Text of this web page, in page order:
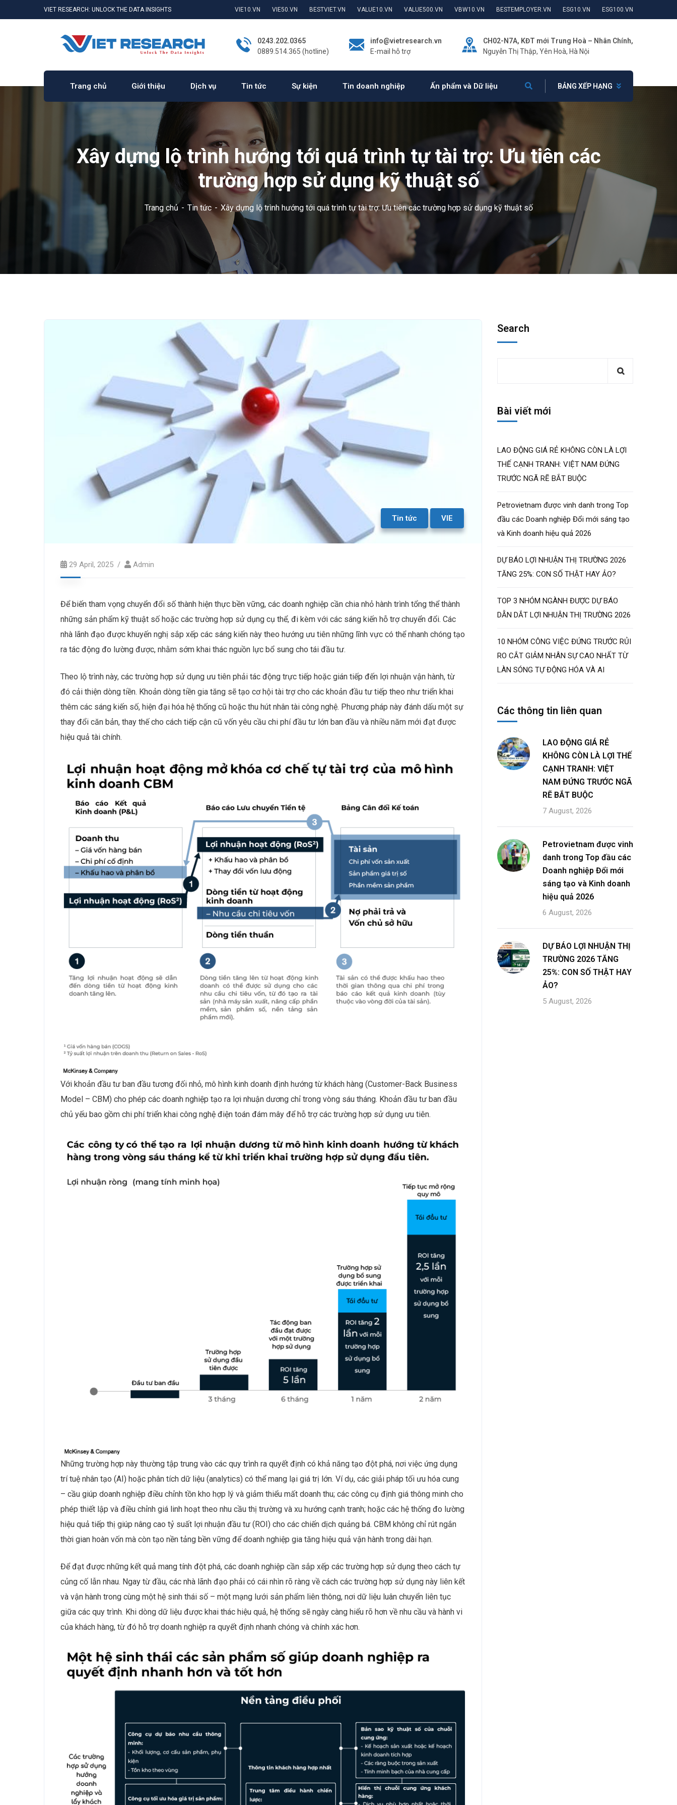
VIET RESEARCH: UNLOCK THE DATA INSIGHTS VIE10.VN VIE50.VN BESTVIET.VN VALUE10.VN VALUE500.VN VBW10.VN BESTEMPLOYER.VN ESG10.VN ESG100.VN
0243.202.0365
0889.514.365 (hotline)
info@vietresearch.vn
E-mail hỗ trợ
CH02-N7A, KĐT mới Trung Hoà – Nhân Chính,
Nguyễn Thị Thập, Yên Hoà, Hà Nội
Trang chủ Giới thiệu Dịch vụ Tin tức Sự kiện Tin doanh nghiệp Ấn phẩm và Dữ liệu BẢNG XẾP HẠNG
Xây dựng lộ trình hướng tới quá trình tự tài trợ: Ưu tiên các
trường hợp sử dụng kỹ thuật số
Trang chủ Tin tức Xây dựng lộ trình hướng tới quá trình tự tài trợ: Ưu tiên các trường hợp sử dụng kỹ thuật số
Tin tức VIE
29 April, 2025 Admin
Để biến tham vọng chuyển đổi số thành hiện thực bền vững, các doanh nghiệp cần chia nhỏ hành trình tổng thể thành
những sản phẩm kỹ thuật số hoặc các trường hợp sử dụng cụ thể, đi kèm với các sáng kiến hỗ trợ chuyển đổi. Các
nhà lãnh đạo được khuyến nghị sắp xếp các sáng kiến này theo hướng ưu tiên những lĩnh vực có thể nhanh chóng tạo
ra tác động đo lường được, nhằm sớm khai thác nguồn lực bổ sung cho tái đầu tư.
Theo lộ trình này, các trường hợp sử dụng ưu tiên phải tác động trực tiếp hoặc gián tiếp đến lợi nhuận vận hành, từ
đó cải thiện dòng tiền. Khoản dòng tiền gia tăng sẽ tạo cơ hội tài trợ cho các khoản đầu tư tiếp theo như triển khai
thêm các sáng kiến số, hiện đại hóa hệ thống cũ hoặc thu hút nhân tài công nghệ. Phương pháp này đánh dấu một sự
thay đổi căn bản, thay thế cho cách tiếp cận cũ vốn yêu cầu chi phí đầu tư lớn ban đầu và nhiều năm mới đạt được
hiệu quả tài chính.
Với khoản đầu tư ban đầu tương đối nhỏ, mô hình kinh doanh định hướng từ khách hàng (Customer-Back Business
Model – CBM) cho phép các doanh nghiệp tạo ra lợi nhuận dương chỉ trong vòng sáu tháng. Khoản đầu tư ban đầu
chủ yếu bao gồm chi phí triển khai công nghệ điện toán đám mây để hỗ trợ các trường hợp sử dụng ưu tiên.
Những trường hợp này thường tập trung vào các quy trình ra quyết định có khả năng tạo đột phá, nơi việc ứng dụng
trí tuệ nhân tạo (AI) hoặc phân tích dữ liệu (analytics) có thể mang lại giá trị lớn. Ví dụ, các giải pháp tối ưu hóa cung
– cầu giúp doanh nghiệp điều chỉnh tồn kho hợp lý và giảm thiểu mất doanh thu; các công cụ định giá thông minh cho
phép thiết lập và điều chỉnh giá linh hoạt theo nhu cầu thị trường và xu hướng cạnh tranh; hoặc các hệ thống đo lường
hiệu quả tiếp thị giúp nâng cao tỷ suất lợi nhuận đầu tư (ROI) cho các chiến dịch quảng bá. CBM không chỉ rút ngắn
thời gian hoàn vốn mà còn tạo nền tảng bền vững để doanh nghiệp gia tăng hiệu quả vận hành trong dài hạn.
Để đạt được những kết quả mang tính đột phá, các doanh nghiệp cần sắp xếp các trường hợp sử dụng theo cách tự
củng cố lẫn nhau. Ngay từ đầu, các nhà lãnh đạo phải có cái nhìn rõ ràng về cách các trường hợp sử dụng này liên kết
và vận hành trong cùng một hệ sinh thái số – một mạng lưới sản phẩm liên thông, nơi dữ liệu luân chuyển liên tục
giữa các quy trình. Khi dòng dữ liệu được khai thác hiệu quả, hệ thống sẽ ngày càng hiểu rõ hơn về nhu cầu và hành vi
của khách hàng, từ đó hỗ trợ doanh nghiệp ra quyết định nhanh chóng và chính xác hơn.
Search
Bài viết mới
LAO ĐỘNG GIÁ RẺ KHÔNG CÒN LÀ LỢI
THẾ CẠNH TRANH: VIỆT NAM ĐỨNG
TRƯỚC NGÃ RẼ BẮT BUỘC
Petrovietnam được vinh danh trong Top
đầu các Doanh nghiệp Đổi mới sáng tạo
và Kinh doanh hiệu quả 2026
DỰ BÁO LỢI NHUẬN THỊ TRƯỜNG 2026
TĂNG 25%: CON SỐ THẬT HAY ẢO?
TOP 3 NHÓM NGÀNH ĐƯỢC DỰ BÁO
DẪN DẮT LỢI NHUẬN THỊ TRƯỜNG 2026
10 NHÓM CÔNG VIỆC ĐỨNG TRƯỚC RỦI
RO CẮT GIẢM NHÂN SỰ CAO NHẤT TỪ
LÀN SÓNG TỰ ĐỘNG HÓA VÀ AI
Các thông tin liên quan
LAO ĐỘNG GIÁ RẺ
KHÔNG CÒN LÀ LỢI THẾ
CẠNH TRANH: VIỆT
NAM ĐỨNG TRƯỚC NGÃ
RẼ BẮT BUỘC
7 August, 2026
Petrovietnam được vinh
danh trong Top đầu các
Doanh nghiệp Đổi mới
sáng tạo và Kinh doanh
hiệu quả 2026
6 August, 2026
DỰ BÁO LỢI NHUẬN THỊ
TRƯỜNG 2026 TĂNG
25%: CON SỐ THẬT HAY
ẢO?
5 August, 2026